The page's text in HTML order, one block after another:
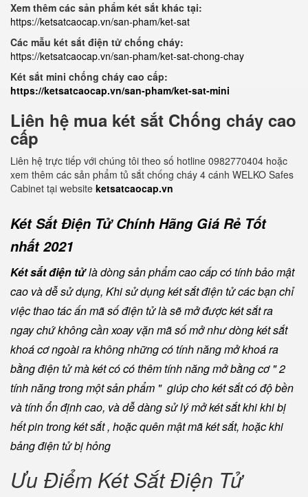
Xem thêm các sản phẩm két sắt khác tại:
https://ketsatcaocap.vn/san-pham/ket-sat
Các mẫu két sắt điện tử chống cháy:
https://ketsatcaocap.vn/san-pham/ket-sat-chong-chay
Két sắt mini chống cháy cao cấp:
https://ketsatcaocap.vn/san-pham/ket-sat-mini
Liên hệ mua két sắt Chống cháy cao
cấp
Liên hệ trực tiếp với chúng tôi theo số hotline 0982770404 hoặc
xem thêm các sản phẩm tủ sắt chống cháy 4 cánh WELKO Safes
Cabinet tại website ketsatcaocap.vn
Két Sắt Điện Tử Chính Hãng Giá Rẻ Tốt
nhất 2021
Két sắt điện tửlà dòng sản phẩm cao cấp có tính bảo mật
cao và dễ sử dụng, Khi sử dụng két sắt điện tử các bạn chỉ
việc thao tác ấn mã số điện tử là sẽ mở được két sắt ra
ngay chứ không cần xoay vặn mã số mở như dòng két sắt
khoá cơ ngoài ra không những có tính năng mở khoá ra
bằng điện tử mà két có có thêm tính năng mở bằng cơ " 2
tính năng trong một sản phẩm " giúp cho két sắt có độ bền
và tính ổn định cao, và dễ dàng sử lý mở két sắt khi khi bị
hết pin trong két sắt , hoặc quên mật mã két sắt, hoặc khi
bảng điện tử bị hỏng
Ưu Điểm Két Sắt Điện Tử